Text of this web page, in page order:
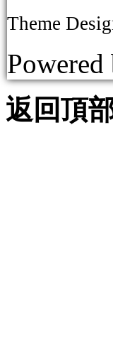
Theme
Powered
返回頂